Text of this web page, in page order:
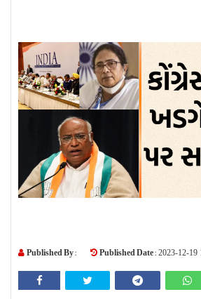
Published By : Published Date : 2023-12-19